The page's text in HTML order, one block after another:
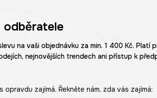
odběratele
na vaši objednávku za min. 1 400 Kč. Platí
nejnovějších trendech ani přístup k
zajímá. Řekněte nám, zda vás zajímá: